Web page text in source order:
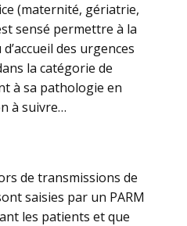
(maternité, gériatrie,
sensé permettre à la
des urgences
la catégorie de
à sa pathologie en
à suivre…
de transmissions de
saisies par un PARM
les patients et que